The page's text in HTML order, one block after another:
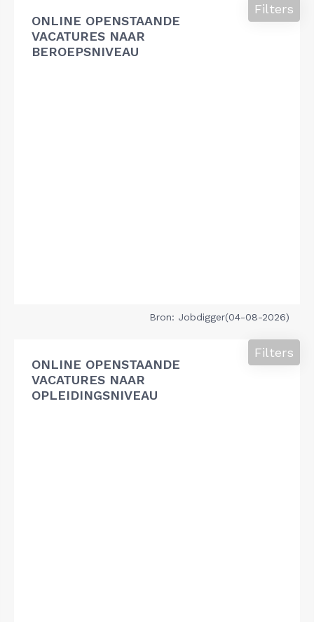
ONLINE OPENSTAANDE
VACATURES NAAR
BEROEPSNIVEAU
Filters
Bron: Jobdigger(04-08-2026)
ONLINE OPENSTAANDE
VACATURES NAAR
OPLEIDINGSNIVEAU
Filters